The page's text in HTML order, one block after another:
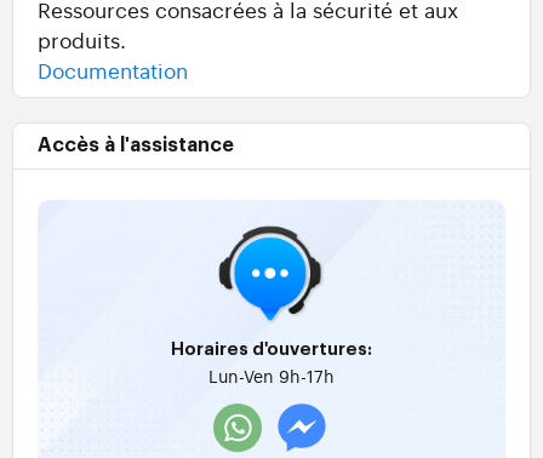
Ressources consacrées à la sécurité et aux
produits.
Documentation
Accès à l'assistance
Horaires d'ouvertures:
Lun-Ven 9h-17h